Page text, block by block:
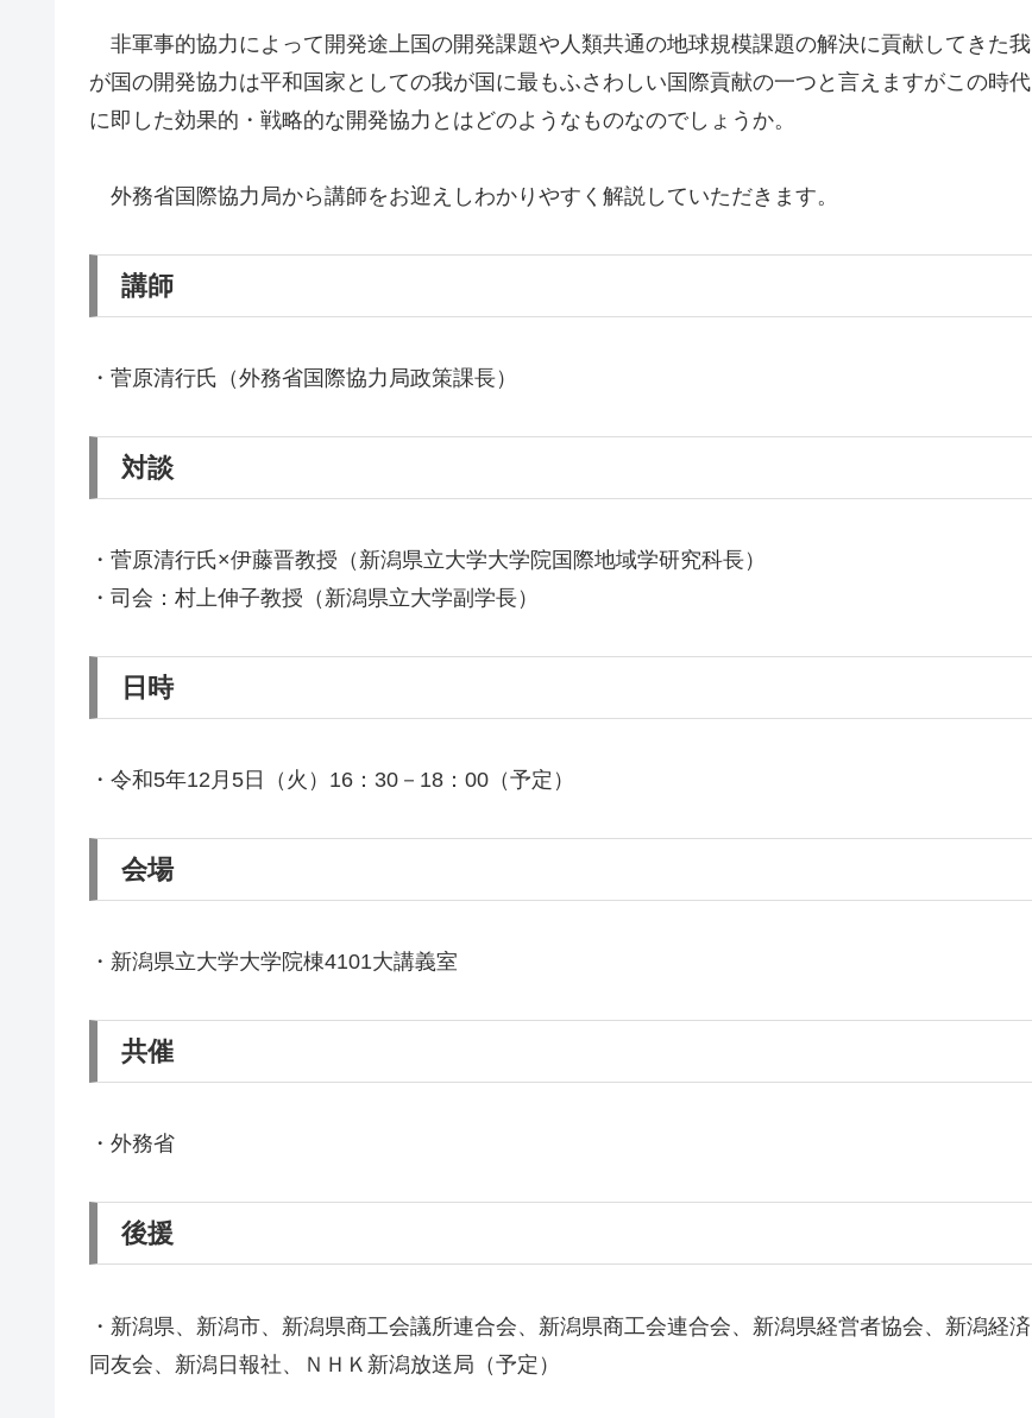
非軍事的協力によって開発途上国の開発課題や人類共通の地球規模課題の解決に貢献してきた我
が国の開発協力は平和国家としての我が国に最もふさわしい国際貢献の一つと言えますがこの時代
に即した効果的・戦略的な開発協力とはどのようなものなのでしょうか。
外務省国際協力局から講師をお迎えしわかりやすく解説していただきます。
講師
・菅原清行氏（外務省国際協力局政策課長）
対談
・菅原清行氏×伊藤晋教授（新潟県立大学大学院国際地域学研究科長）
・司会：村上伸子教授（新潟県立大学副学長）
日時
・令和5年12月5日（火）16：30－18：00（予定）
会場
・新潟県立大学大学院棟4101大講義室
共催
・外務省
後援
・新潟県、新潟市、新潟県商工会議所連合会、新潟県商工会連合会、新潟県経営者協会、新潟経済
同友会、新潟日報社、ＮＨＫ新潟放送局（予定）